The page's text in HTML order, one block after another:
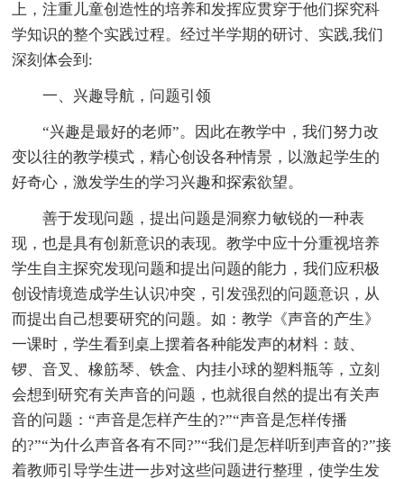
上，注重儿童创造性的培养和发挥应贯穿于他们探究科
学知识的整个实践过程。经过半学期的研讨、实践,我们
深刻体会到:
一、兴趣导航，问题引领
“兴趣是最好的老师”。因此在教学中，我们努力改
变以往的教学模式，精心创设各种情景，以激起学生的
好奇心，激发学生的学习兴趣和探索欲望。
善于发现问题，提出问题是洞察力敏锐的一种表
现，也是具有创新意识的表现。教学中应十分重视培养
学生自主探究发现问题和提出问题的能力，我们应积极
创设情境造成学生认识冲突，引发强烈的问题意识，从
而提出自己想要研究的问题。如：教学《声音的产生》
一课时，学生看到桌上摆着各种能发声的材料：鼓、
锣、音叉、橡筋琴、铁盒、内挂小球的塑料瓶等，立刻
会想到研究有关声音的问题，也就很自然的提出有关声
音的问题：“声音是怎样产生的?”“声音是怎样传播
的?”“为什么声音各有不同?”“我们是怎样听到声音的?”接
着教师引导学生进一步对这些问题进行整理，使学生发